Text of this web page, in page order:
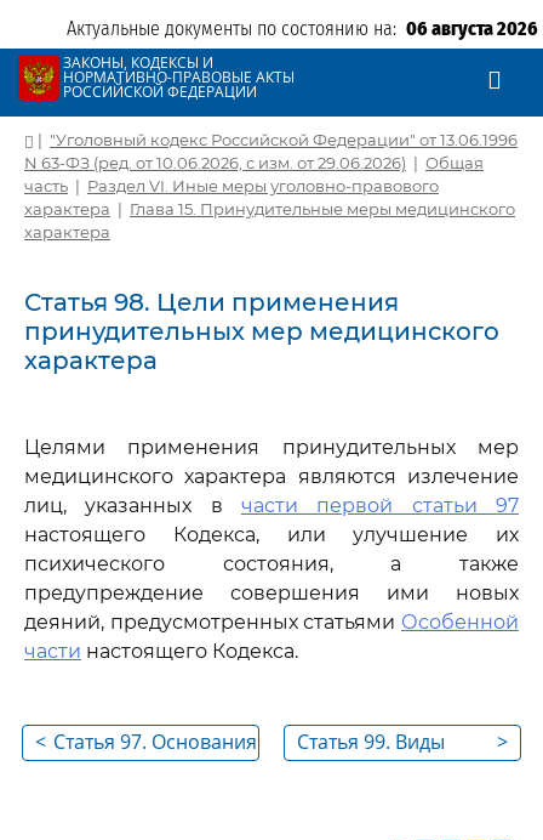
Актуальные документы по состоянию на: 06 августа 2026
ЗАКОНЫ, КОДЕКСЫ И
НОРМАТИВНО-ПРАВОВЫЕ АКТЫ
РОССИЙСКОЙ ФЕДЕРАЦИИ
| "Уголовный кодекс Российской Федерации" от 13.06.1996
N 63-ФЗ (ред. от 10.06.2026, с изм. от 29.06.2026) | Общая
часть | Раздел VI. Иные меры уголовно-правового
характера | Глава 15. Принудительные меры медицинского
характера
Статья 98. Цели применения
принудительных мер медицинского
характера
Целями применения принудительных мер
медицинского характера являются излечение
лиц, указанных в части первой статьи 97
настоящего Кодекса, или улучшение их
психического состояния, а также
предупреждение совершения ими новых
деяний, предусмотренных статьями Особенной
части настоящего Кодекса.
< Статья 97. Основания
>
Статья 99. Виды